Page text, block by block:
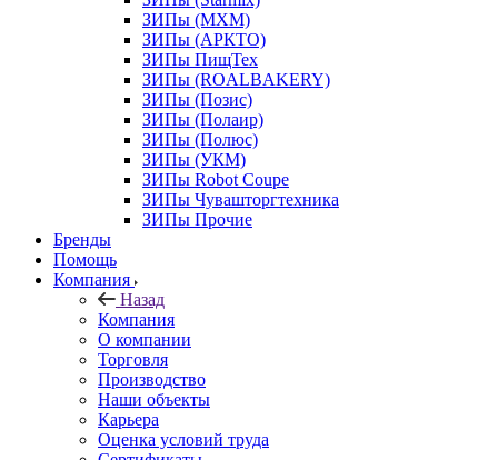
ЗИПы (МХМ)
ЗИПы (АРКТО)
ЗИПы ПищТех
ЗИПы (ROALBAKERY)
ЗИПы (Позис)
ЗИПы (Полаир)
ЗИПы (Полюс)
ЗИПы (УКМ)
ЗИПы Robot Coupe
ЗИПы Чувашторгтехника
ЗИПы Прочие
Бренды
Помощь
Компания
Назад
Компания
О компании
Торговля
Производство
Наши объекты
Карьера
Оценка условий труда